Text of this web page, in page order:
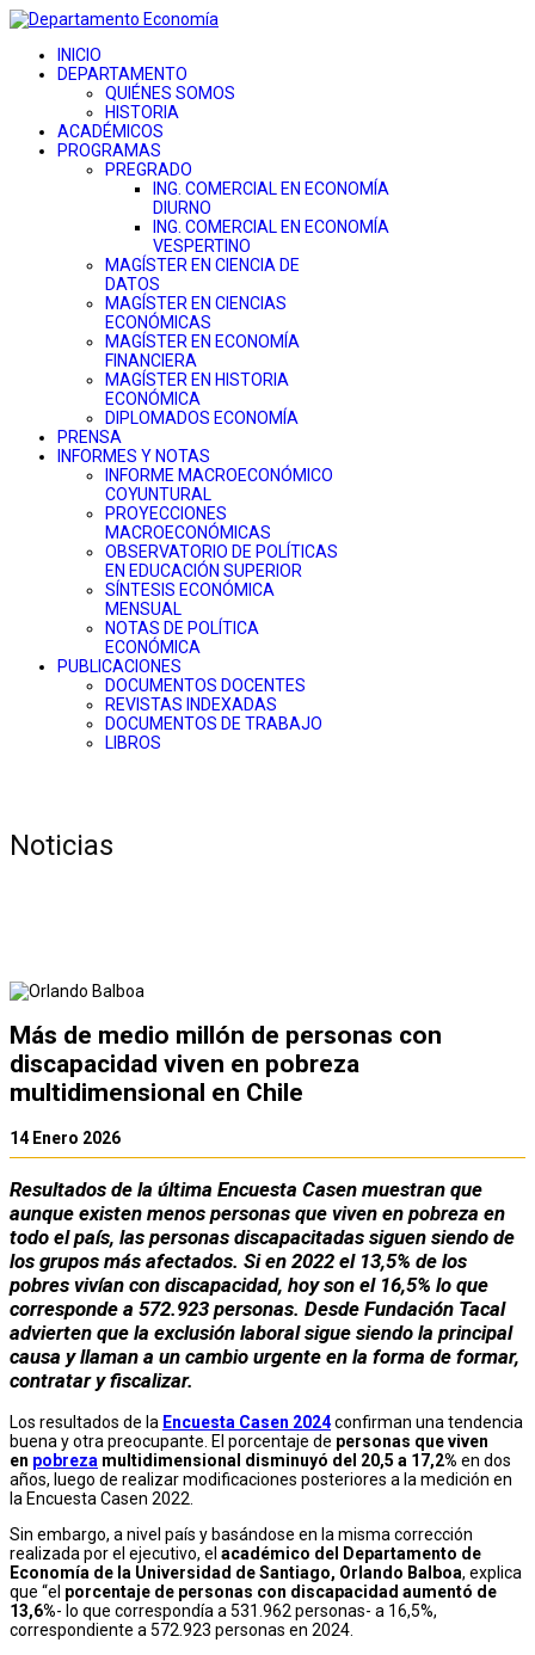
INICIO
DEPARTAMENTO
QUIÉNES SOMOS
HISTORIA
ACADÉMICOS
PROGRAMAS
PREGRADO
ING. COMERCIAL EN ECONOMÍA
DIURNO
ING. COMERCIAL EN ECONOMÍA
VESPERTINO
MAGÍSTER EN CIENCIA DE
DATOS
MAGÍSTER EN CIENCIAS
ECONÓMICAS
MAGÍSTER EN ECONOMÍA
FINANCIERA
MAGÍSTER EN HISTORIA
ECONÓMICA
DIPLOMADOS ECONOMÍA
PRENSA
INFORMES Y NOTAS
INFORME MACROECONÓMICO
COYUNTURAL
PROYECCIONES
MACROECONÓMICAS
OBSERVATORIO DE POLÍTICAS
EN EDUCACIÓN SUPERIOR
SÍNTESIS ECONÓMICA
MENSUAL
NOTAS DE POLÍTICA
ECONÓMICA
PUBLICACIONES
DOCUMENTOS DOCENTES
REVISTAS INDEXADAS
DOCUMENTOS DE TRABAJO
LIBROS
Noticias
Más de medio millón de personas con
discapacidad viven en pobreza
multidimensional en Chile
14 Enero 2026
Resultados de la última Encuesta Casen muestran que
aunque existen menos personas que viven en pobreza en
todo el país, las personas discapacitadas siguen siendo de
los grupos más afectados. Si en 2022 el 13,5% de los
pobres vivían con discapacidad, hoy son el 16,5% lo que
corresponde a 572.923 personas. Desde Fundación Tacal
advierten que la exclusión laboral sigue siendo la principal
causa y llaman a un cambio urgente en la forma de formar,
contratar y fiscalizar.
Los resultados de la Encuesta Casen 2024confirman una tendencia
buena y otra preocupante. El porcentaje de personas que viven
en pobreza multidimensional disminuyó del 20,5 a 17,2% en dos
años, luego de realizar modificaciones posteriores a la medición en
la Encuesta Casen 2022.
Sin embargo, a nivel país y basándose en la misma corrección
realizada por el ejecutivo, el académico del Departamento de
Economía de la Universidad de Santiago, Orlando Balboa, explica
que “el porcentaje de personas con discapacidad aumentó de
13,6%- lo que correspondía a 531.962 personas- a 16,5%,
correspondiente a 572.923 personas en 2024.